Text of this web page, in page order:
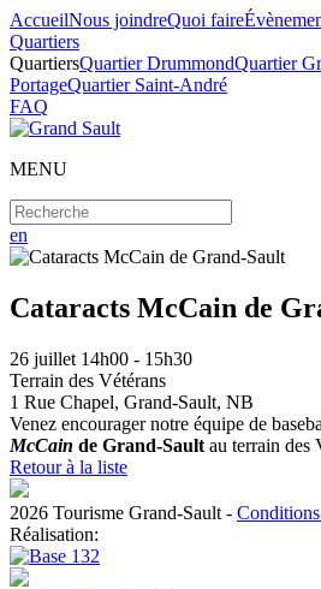
AccueilNous joindreQuoi faire
Quartiers
QuartiersQuartier DrummondQuartier
PortageQuartier Saint-André
FAQ
MENU
en
Cataracts McCain de
26 juillet 14h00 - 15h30
Terrain des Vétérans
1 Rue Chapel, Grand-Sault, NB
Venez encourager notre équipe de
McCain de Grand-Sault au terrain des
Retour à la liste
2026 Tourisme Grand-Sault -
Réalisation: